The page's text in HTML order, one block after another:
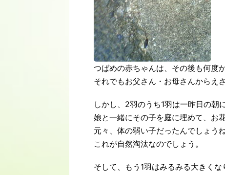
つばめの赤ちゃんは、その後も何度
それでもお父さん・お母さんからえ
しかし、2羽のうち1羽は一昨日の朝
娘と一緒にその子を庭に埋めて、お
元々、体の弱い子だったんでしょうね
これが自然淘汰なのでしょう。
そして、もう1羽はみるみる大きくな